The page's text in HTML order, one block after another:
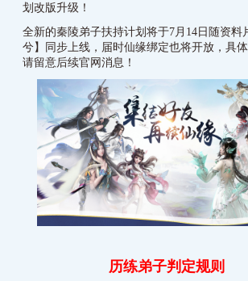
划改版升级！
全新的秦陵弟子扶持计划将于7月14日随资料
兮】同步上线，届时仙缘绑定也将开放，具
请留意后续官网消息！
历练弟子判定规则